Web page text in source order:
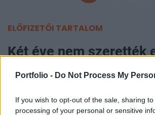
Portfolio - Do Not Process My
If you wish to opt-out of the sale, sharing
processing of your personal or sensitive
ELŐFIZETŐI TARTALOM
Két éve nem szerették
európai részvényeket
2012. szeptember 19. 18:44